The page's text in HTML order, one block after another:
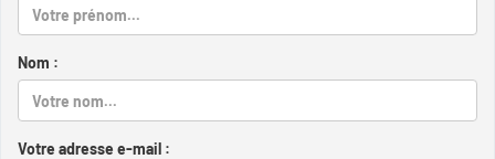
Nom :
Votre adresse e-mail :